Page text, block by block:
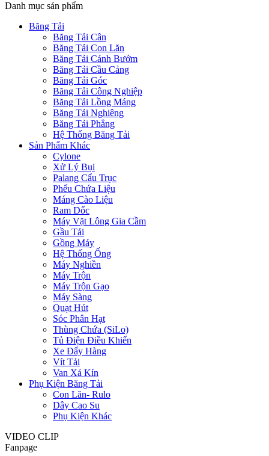
Danh mục sản phẩm
Băng Tải
Băng Tải Cân
Băng Tải Con Lăn
Băng Tải Cánh Bướm
Băng Tải Cầu Cảng
Băng Tải Góc
Băng Tải Công Nghiệp
Băng Tải Lồng Máng
Băng Tải Nghiêng
Băng Tải Phẳng
Hệ Thống Băng Tải
Sản Phẩm Khác
Cylone
Xử Lý Bụi
Palang Cẩu Trục
Phểu Chứa Liệu
Máng Cào Liệu
Ram Dốc
Máy Vặt Lông Gia Cầm
Gầu Tải
Gồng Máy
Hệ Thống Ống
Máy Nghiền
Máy Trộn
Máy Trộn Gạo
Máy Sàng
Quạt Hút
Sóc Phân Hạt
Thùng Chứa (SiLo)
Tủ Điện Điều Khiển
Xe Đẩy Hàng
Vít Tải
Van Xả Kín
Phụ Kiện Băng Tải
Con Lăn- Rulo
Dây Cao Su
Phụ Kiện Khác
VIDEO CLIP
Fanpage